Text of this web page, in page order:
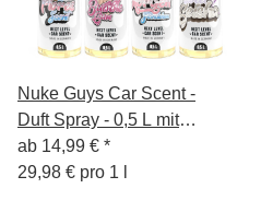
Nuke Guys Car Scent -
Duft Spray - 0,5 L mit
Sprühkopf
ab 14,99 € *
29,98 € pro 1 l